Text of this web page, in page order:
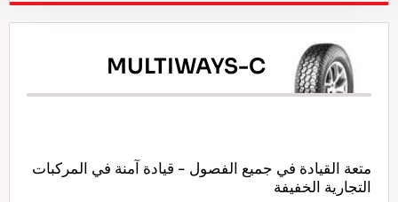
MULTIWAYS-C
متعة القيادة في جميع الفصول - قيادة آمنة في المركبات
التجارية الخفيفة